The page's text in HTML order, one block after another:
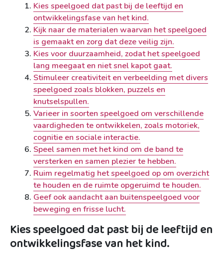
Kies speelgoed dat past bij de leeftijd en
ontwikkelingsfase van het kind.
Kijk naar de materialen waarvan het speelgoed
is gemaakt en zorg dat deze veilig zijn.
Kies voor duurzaamheid, zodat het speelgoed
lang meegaat en niet snel kapot gaat.
Stimuleer creativiteit en verbeelding met divers
speelgoed zoals blokken, puzzels en
knutselspullen.
Varieer in soorten speelgoed om verschillende
vaardigheden te ontwikkelen, zoals motoriek,
cognitie en sociale interactie.
Speel samen met het kind om de band te
versterken en samen plezier te hebben.
Ruim regelmatig het speelgoed op om overzicht
te houden en de ruimte opgeruimd te houden.
Geef ook aandacht aan buitenspeelgoed voor
beweging en frisse lucht.
Kies speelgoed dat past bij de leeftijd en
ontwikkelingsfase van het kind.